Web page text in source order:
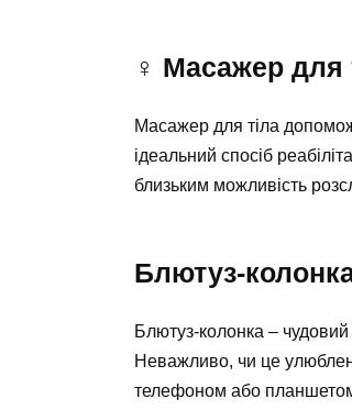
‍♀️ Масажер для
Масажер для тіла
ідеальний спосіб
близьким можливість
Блютуз-
Блютуз-колонка –
Неважливо, чи це улюблені
телефоном або планшетом